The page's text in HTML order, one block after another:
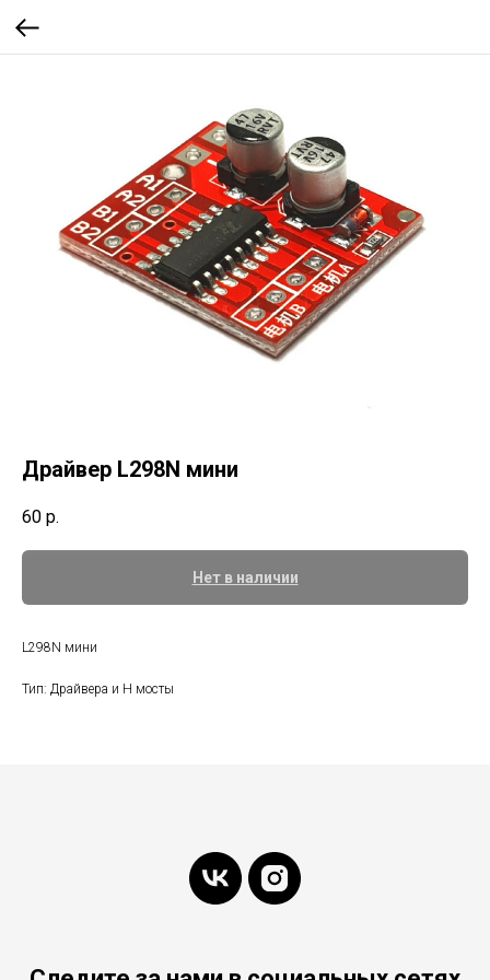
Драйвер L298N мини
60 р.
Нет в наличии
L298N мини
Тип: Драйвера и H мосты